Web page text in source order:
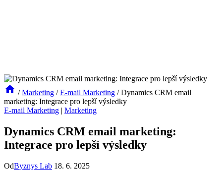
/ Marketing / E-mail Marketing / Dynamics CRM email
marketing: Integrace pro lepší výsledky
E-mail Marketing | Marketing
Dynamics CRM email marketing:
Integrace pro lepší výsledky
OdByznys Lab 18. 6. 2025